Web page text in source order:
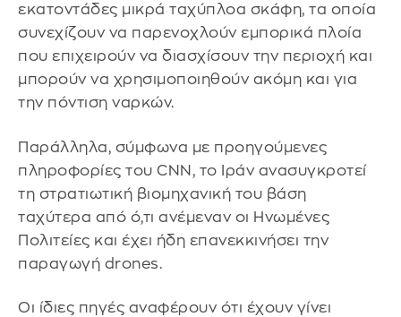
εκατοντάδες μικρά ταχύπλοα σκάφη, τα οποία
συνεχίζουν να παρενοχλούν εμπορικά πλοία
που επιχειρούν να διασχίσουν την περιοχή και
μπορούν να χρησιμοποιηθούν ακόμη και για
την πόντιση ναρκών.
Παράλληλα, σύμφωνα με προηγούμενες
πληροφορίες του CNN, το Ιράν ανασυγκροτεί
τη στρατιωτική βιομηχανική του βάση
ταχύτερα από ό,τι ανέμεναν οι Ηνωμένες
Πολιτείες και έχει ήδη επανεκκινήσει την
παραγωγή drones.
Οι ίδιες πηγές αναφέρουν ότι έχουν γίνει